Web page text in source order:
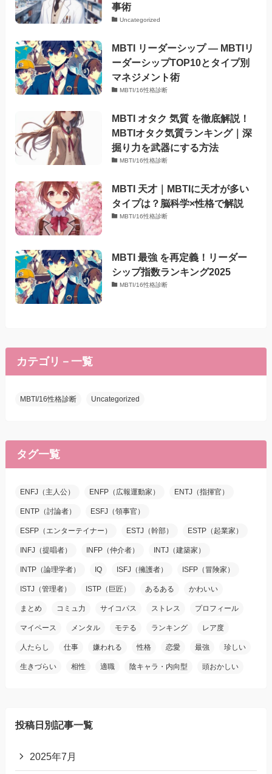
事術
Uncategorized
MBTI リーダーシップ — MBTIリ
ーダーシップTOP10とタイプ別
マネジメント術
MBTI/16性格診断
MBTI オタク 気質 を徹底解説！
MBTIオタク気質ランキング｜深
掘り力を武器にする方法
MBTI/16性格診断
MBTI 天才｜MBTIに天才が多い
タイプは？脳科学×性格で解説
MBTI/16性格診断
MBTI 最強 を再定義！リーダー
シップ指数ランキング2025
MBTI/16性格診断
カテゴリ－一覧
MBTI/16性格診断 Uncategorized
タグ一覧
ENFJ（主人公） ENFP（広報運動家） ENTJ（指揮官）
ENTP（討論者） ESFJ（領事官）
ESFP（エンターテイナー） ESTJ（幹部） ESTP（起業家）
INFJ（提唱者） INFP（仲介者） INTJ（建築家）
INTP（論理学者） IQ ISFJ（擁護者） ISFP（冒険家）
ISTJ（管理者） ISTP（巨匠） あるある かわいい
まとめ コミュ力 サイコパス ストレス プロフィール
マイペース メンタル モテる ランキング レア度
人たらし 仕事 嫌われる 性格 恋愛 最強 珍しい
生きづらい 相性 適職 陰キャラ・内向型 頭おかしい
投稿日別記事一覧
2025年7月